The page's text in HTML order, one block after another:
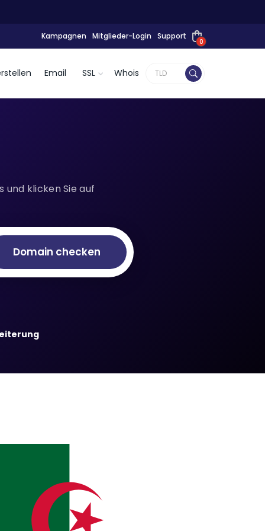
Kampagnen Mitglieder-Login Support
0
Email SSL Whois
und klicken Sie auf
Domain checken